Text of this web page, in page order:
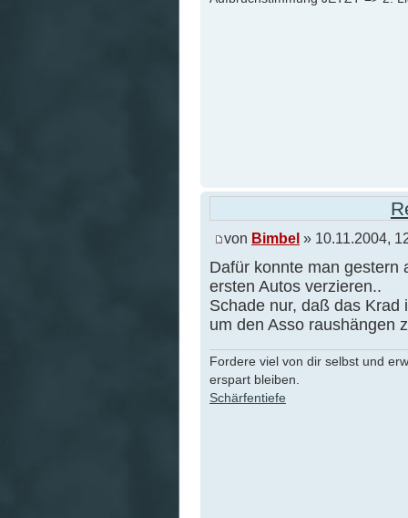
von Bimbel » 10.11.2004,
Dafür konnte man gestern
ersten Autos verzieren..
Schade nur, daß das Krad
um den Asso raushängen
Fordere viel von dir selbst und
erspart bleiben.
Schärfentiefe